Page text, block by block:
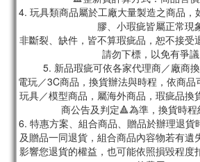
4. 玩具類商品屬於工廠大量製造之商品，
膠、小瑕疵皆屬正常現
非斷裂、缺件，皆不算瑕疵品，恕不接受
請勿下標，以免有爭議
5. 新品瑕疵可依各家代理商／廠商
電玩／3C商品，換貨辦法與時程，依商品
玩具／模型商品，屬海外商品，瑕疵品換
商公告及判定🔺為準，換貨時程
6. 特惠方案、組合商品、贈品於辦理退貨
及贈品一同退貨，組合商品內容物若有遺
影響您退貨的權益，也可能依照損毀程度